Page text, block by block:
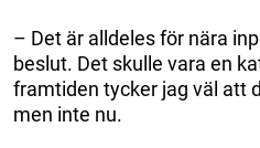
– Det är alldeles för nära
beslut. Det skulle vara en
framtiden tycker jag väl att
men inte nu.